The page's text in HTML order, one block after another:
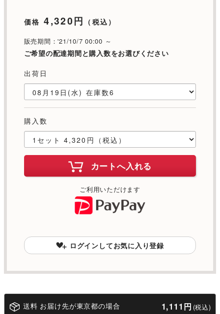
価格 4,320円 （税込）
販売期間：'21/10/7 00:00 ～
ご希望の配達期間と購入数をお選びください
出荷日
購入数
カートへ入れる
ご利用いただけます
ログインしてお気に入り登録
送料 お届け先が東京都の場合 1,111円 (税込)